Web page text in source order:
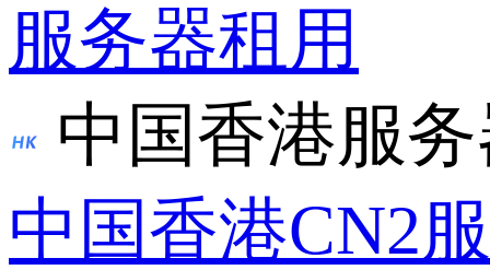
服务器租用
中国香港服
中国香港CN2